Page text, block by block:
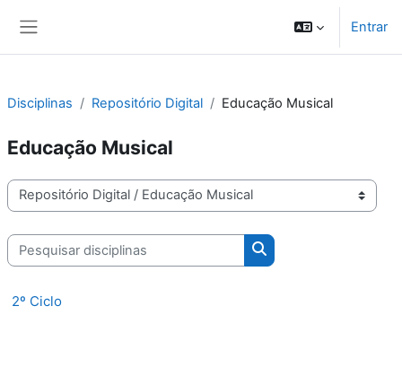
Entrar
Disciplinas Repositório Digital Educação Musical
Educação Musical
Categorias de disciplinas
Pesquisar disciplinas
Pesquisar disciplinas
2º Ciclo